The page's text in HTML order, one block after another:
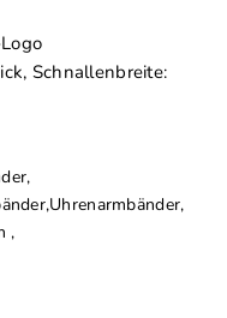
Schnallenbreite:
,
,Uhrenarmbänder,
,